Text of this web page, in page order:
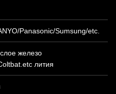
Panasonic/Sumsung/etc.
железо
лития